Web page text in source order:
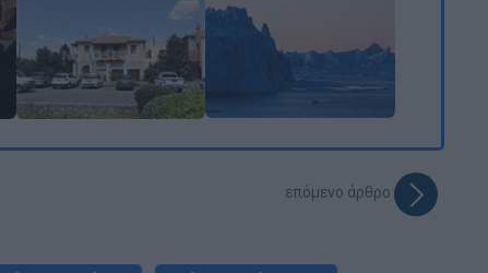
επόμενο άρθρο